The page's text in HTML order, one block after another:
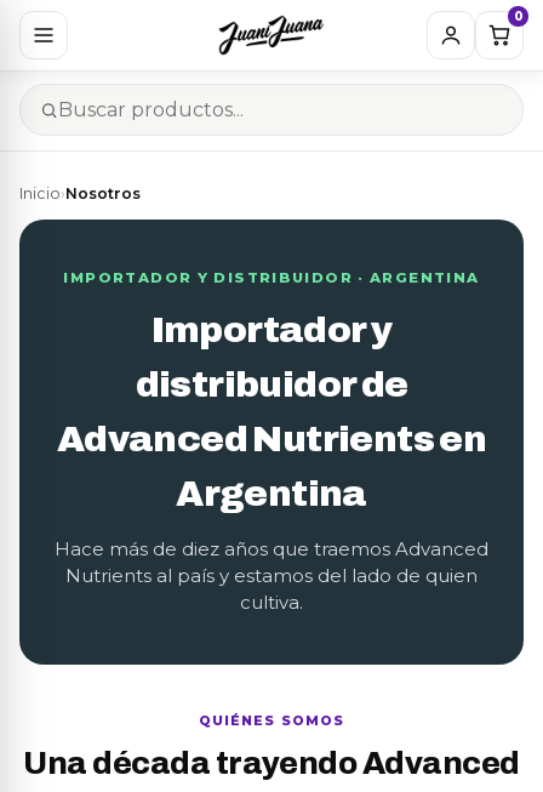
0
Inicio›Nosotros
IMPORTADOR Y DISTRIBUIDOR · ARGENTINA
Importador y
distribuidor de
Advanced Nutrients en
Argentina
Hace más de diez años que traemos Advanced
Nutrients al país y estamos del lado de quien
cultiva.
QUIÉNES SOMOS
Una década trayendo Advanced